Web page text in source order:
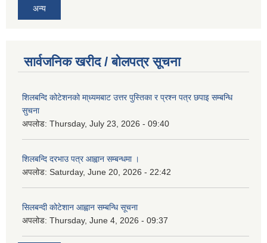
अन्य
सार्वजनिक खरीद / बोलपत्र सूचना
शिलबन्दि कोटेशनको मा्ध्यमबाट उत्तर पुस्तिका र प्रश्न पत्र छपाइ सम्बन्धि
सुचना
अपलोड: Thursday, July 23, 2026 - 09:40
शिलबन्दि दरभाउ पत्र आह्वान सम्बन्धमा ।
अपलोड: Saturday, June 20, 2026 - 22:42
सिलबन्दी कोटेशान आह्वान सम्बन्धि सूचना
अपलोड: Thursday, June 4, 2026 - 09:37